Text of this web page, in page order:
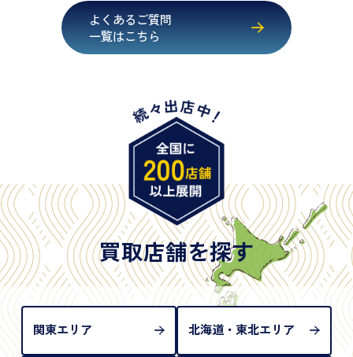
・健康保険証確認書
・マイナンバーカード
・在留カード
・旧パスポート
※原則として「公的機関が発行し、氏名、住所、生
年月日が記載されているもの
※日本国政府発行のもの
※2020年2月4日以降に申請された新型パスポートに
は「所持人記入欄（住所記載欄）」が存在しないた
め、単体では古物営業法上の本人確認書類として認
められない（住所確認ができないため）。補助書類
が必要となります
よくあるご質問
一覧はこちら
買取店舗を探す
関東エリア 北海道・東北エリア